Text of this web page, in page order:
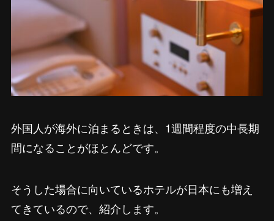
外国人が海外に泊まるときは、1週間程度の中長期
間になることがほとんどです。
そうした場合に向いているホテルが日本にも増え
てきているので、紹介します。